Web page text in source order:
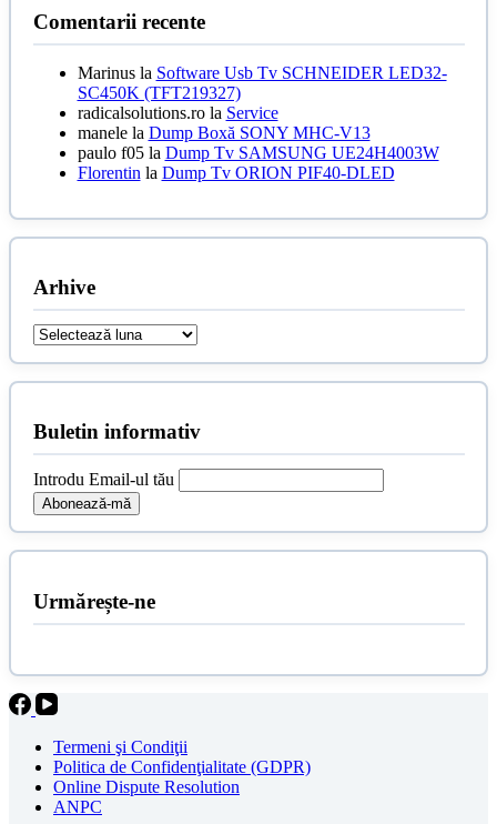
Comentarii recente
Marinusla Software Usb Tv SCHNEIDER LED32-
SC450K (TFT219327)
radicalsolutions.rola Service
manelela Dump Boxă SONY MHC-V13
paulo f05la Dump Tv SAMSUNG UE24H4003W
Florentinla Dump Tv ORION PIF40-DLED
Arhive
Arhive
Buletin informativ
Introdu Email-ul tău
Urmărește-ne
Termeni şi Condiţii
Politica de Confidenţialitate (GDPR)
Online Dispute Resolution
ANPC